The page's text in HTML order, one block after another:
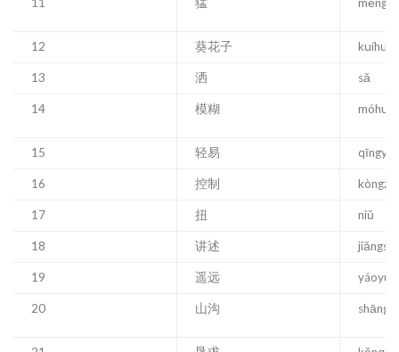
11 猛 měng
12 葵花子
13 洒 sǎ
14 模糊 móhu
15 轻易 qīngyì
16 控制 kòngzhì
17 扭 niǔ
18 讲述
19 遥远
20 山沟